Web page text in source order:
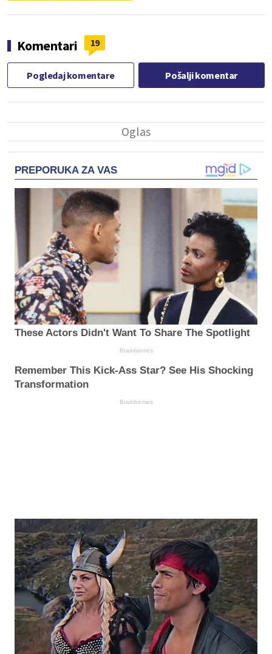
Komentari 19
Pogledaj komentare Pošalji komentar
PREPORUKA ZA VAS
These Actors Didn't Want To Share The Spotlight
Brainberries
Remember This Kick-Ass Star? See His Shocking
Transformation
Brainberries